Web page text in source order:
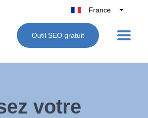
France
Belgique
België
Outil SEO gratuit
votre